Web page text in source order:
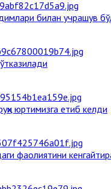
билан учрашув
юртимизга етиб келди
фаолиятини